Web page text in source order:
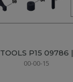
TOOLS P15 09786 |
00-00-15